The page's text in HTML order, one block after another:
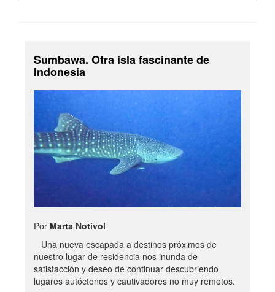
Sumbawa. Otra isla fascinante de
Indonesia
Por Marta Notivol
Una nueva escapada a destinos próximos de
nuestro lugar de residencia nos inunda de
satisfacción y deseo de continuar descubriendo
lugares autóctonos y cautivadores no muy remotos.